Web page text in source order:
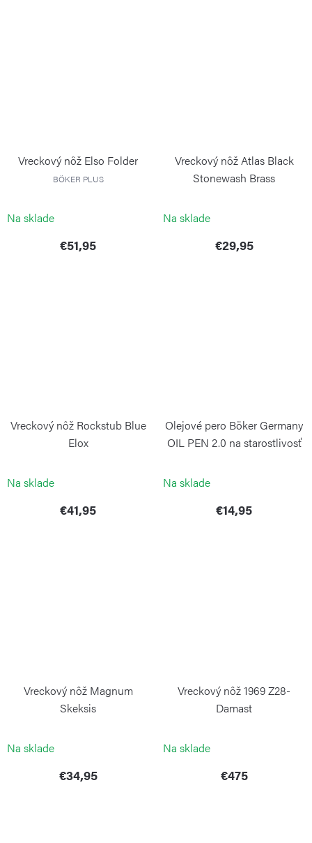
Vreckový nôž Elso Folder
BÖKER PLUS
Na sklade
€51,95
Vreckový nôž Atlas Black
Stonewash Brass
Na sklade
€29,95
Vreckový nôž Rockstub Blue
Elox
Na sklade
€41,95
Olejové pero Böker Germany
OIL PEN 2.0 na starostlivosť
BÖKER SOLINGEN
Na sklade
€14,95
Vreckový nôž Magnum
Skeksis
Na sklade
€34,95
Vreckový nôž 1969 Z28-
Damast
Na sklade
€475